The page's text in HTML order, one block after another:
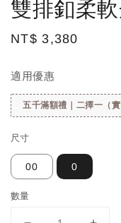
雙排釦柔
Regular
NT$ 3,380
適用優惠
五千滿額禮｜二擇一（
尺寸
00 0
數量